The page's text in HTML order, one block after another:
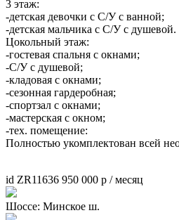
3 этаж:
-детская девочки с С/У с ванной;
-детская мальчика с С/У с душевой.
Цокольный этаж:
-гостевая спальня с окнами;
-С/У с душевой;
-кладовая с окнами;
-сезонная гардеробная;
-спортзал с окнами;
-мастерская с окном;
-тех. помещение:
Полностью укомплектован всей
id ZR11636 950 000 p / месяц
Шоссе: Минское ш.